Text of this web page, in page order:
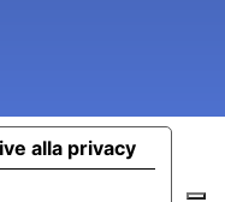
alla privacy